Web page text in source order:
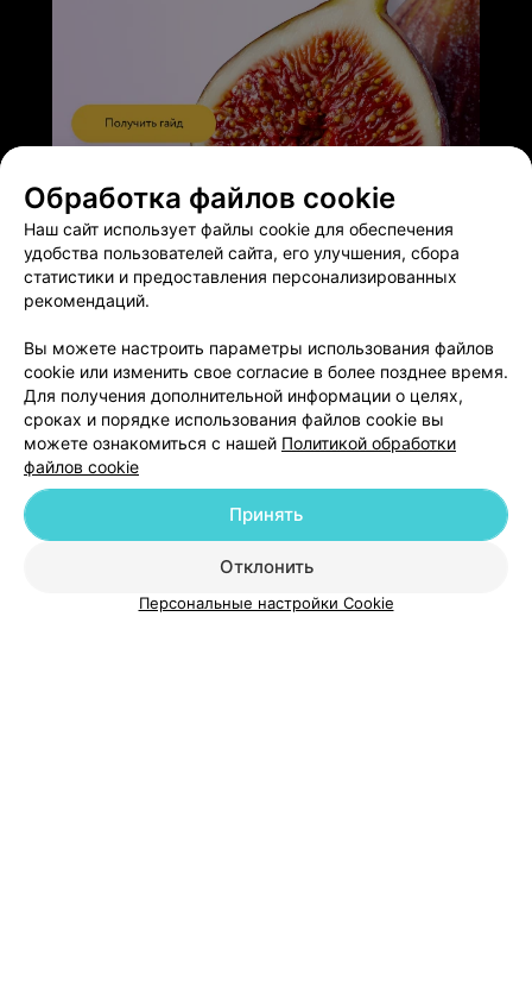
Добавить специалиста
О проекте Новости проекта
Размещение рекламы
Медицинский маркетинг
Публичный договор
Пользовательское соглашение
Способы оплаты
Обработка файлов cookie
Наш сайт использует файлы cookie для обеспечения
удобства пользователей сайта, его улучшения, сбора
статистики и предоставления персонализированных
рекомендаций.
Вы можете настроить параметры использования файлов
cookie или изменить свое согласие в более позднее время.
Для получения дополнительной информации о целях,
сроках и порядке использования файлов cookie вы
можете ознакомиться с нашей Политикой обработки
файлов cookie
Отклонить
Принять
Персональные настройки Cookie